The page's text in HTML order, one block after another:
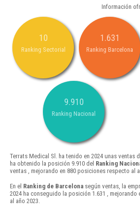
Información
10
Ranking Sectorial
1.631
Ranking Barcelona
9.910
Ranking Nacional
Terrats Medical Sl. ha tenido en 2024 unas ventas
ha obtenido la posición 9.910 del Ranking
ventas , mejorando en 880 posiciones respecto al
En el Ranking de Barcelona según ventas, la
2024 ha conseguido la posición 1.631 , mejorando
al año 2023.